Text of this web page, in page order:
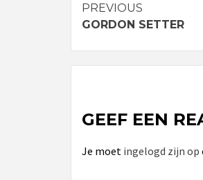
Continue
Reading
PREVIOUS
GORDON SETTER
GEEF EEN
Je moet ingelogd zijn op